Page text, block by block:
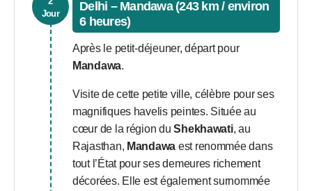
Jour
Delhi – Mandawa (243 km / environ
6 heures)
Après le petit-déjeuner, départ pour
Mandawa.
Visite de cette petite ville, célèbre pour ses
magnifiques havelis peintes. Située au
cœur de la région duShekhawati, au
Rajasthan, Mandawa est renommée dans
tout l’État pour ses demeures richement
décorées. Elle est également surnommée